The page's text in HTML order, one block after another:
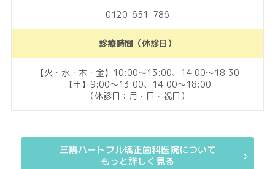
0120-651-786
診療時間（休診日）
【火・水・木・金】10:00～13:00、14:00～18:30
【土】9:00～13:00、14:00～18:00
（休診日：月・日・祝日）
三鷹ハートフル矯正歯科医院について
もっと詳しく見る